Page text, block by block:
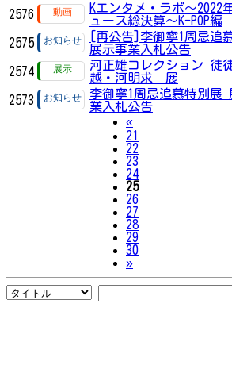
2576
Kエンタメ・ラボ～2022
ュース総決算～K-POP編
2575
[再公告]李御寧1周忌追
展示事業入札公告
2574
河正雄コレクション 徒
越・河明求 展
2573
李御寧1周忌追慕特別展
業入札公告
«Previous
21
22
23
24
25
26
27
28
29
30
»Next